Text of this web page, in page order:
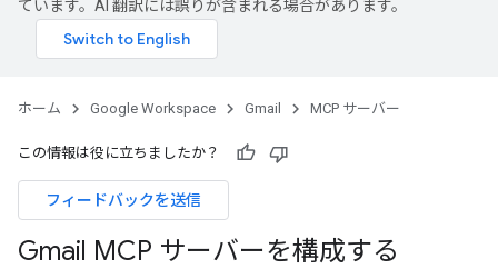
ています。AI 翻訳には誤りが含まれる場合があります。
ホーム Google Workspace Gmail MCP サーバー
この情報は役に立ちましたか？
フィードバックを送信
Gmail MCP サーバーを構成する